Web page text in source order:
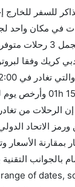
للسفر للخارج
في مكان واحد
هي 1 يوجد
بالجوانب
of dates,